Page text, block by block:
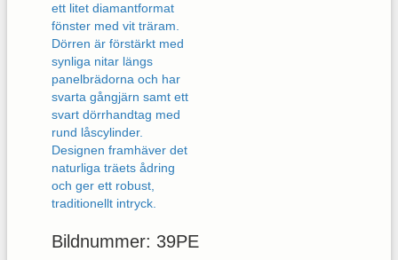
Bildnummer: 39PE